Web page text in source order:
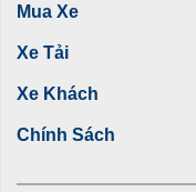
Mua Xe
Xe Tải
Xe Khách
Chính Sách